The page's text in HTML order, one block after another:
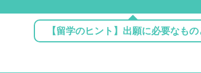
【留学のヒント】出願に必要なもの